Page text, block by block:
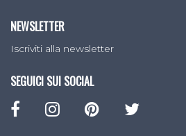
NEWSLETTER
Iscriviti alla newsletter
SEGUICI SUI SOCIAL